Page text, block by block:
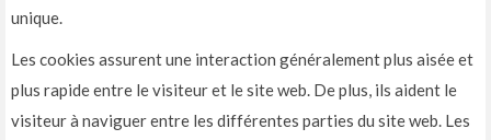
unique.
Les cookies assurent une interaction généralement plus aisée et
plus rapide entre le visiteur et le site web. De plus, ils aident le
visiteur à naviguer entre les différentes parties du site web. Les